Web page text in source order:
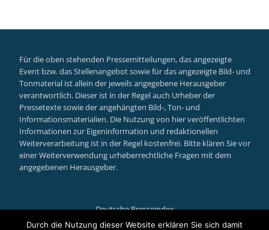
Für die oben stehenden Pressemitteilungen, das angezeigte
Event bzw. das Stellenangebot sowie für das angezeigte Bild- und
Tonmaterial ist allein der jeweils angegebene Herausgeber
verantwortlich. Dieser ist in der Regel auch Urheber der
Pressetexte sowie der angehängten Bild-, Ton- und
Informationsmaterialien. Die Nutzung von hier veröffentlichten
Informationen zur Eigeninformation und redaktionellen
Weiterverarbeitung ist in der Regel kostenfrei. Bitte klären Sie vor
einer Weiterverwendung urheberrechtliche Fragen mit dem
angegebenen Herausgeber.
Deutsche Presseindex
Durch die Nutzung dieser Website erklären Sie sich damit